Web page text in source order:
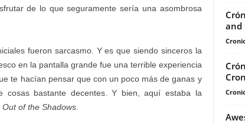
de lo que seguramente sería una asombrosa
fueron sarcasmo. Y es que siendo sinceros la
en la pantalla grande fue una terrible experiencia
te hacían pensar que con un poco más de ganas y
cosas bastante decentes. Y bien, aquí estaba la
of the Shadows.
and